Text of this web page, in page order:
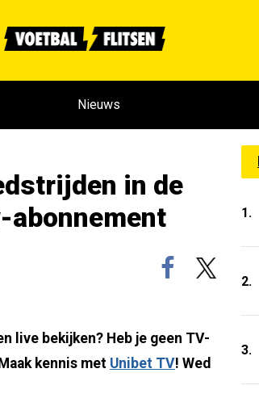
Nieuws
in de
abonnement
live bekijken? Heb je geen TV-
kennis met Unibet TV! Wed
1.
2.
3.